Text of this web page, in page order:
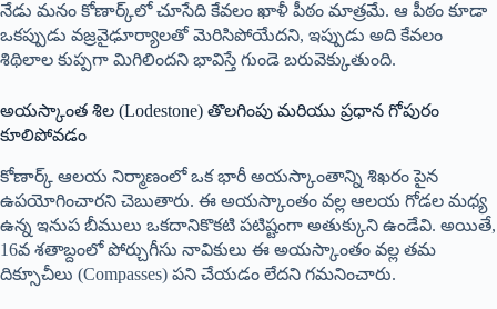
నేడు మనం కోణార్క్‌లో చూసేది కేవలం ఖాళీ పీఠం మాత్రమే. ఆ పీఠం కూడా
ఒకప్పుడు వజ్రవైఢూర్యాలతో మెరిసిపోయేదని, ఇప్పుడు అది కేవలం
శిథిలాల కుప్పగా మిగిలిందని భావిస్తే గుండె బరువెక్కుతుంది.
అయస్కాంత శిల (Lodestone) తొలగింపు మరియు ప్రధాన గోపురం
కూలిపోవడం
కోణార్క్ ఆలయ నిర్మాణంలో ఒక భారీ అయస్కాంతాన్ని శిఖరం పైన
ఉపయోగించారని చెబుతారు. ఈ అయస్కాంతం వల్ల ఆలయ గోడల మధ్య
ఉన్న ఇనుప బీములు ఒకదానికొకటి పటిష్టంగా అతుక్కుని ఉండేవి. అయితే,
16వ శతాబ్దంలో పోర్చుగీసు నావికులు ఈ అయస్కాంతం వల్ల తమ
దిక్సూచీలు (Compasses) పని చేయడం లేదని గమనించారు.